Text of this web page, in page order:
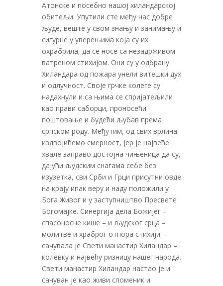
Атонске и посебно нашој хиландарској
обитељи. Упутили сте међу нас добре
људе, веште у свом знању и занимању и
сигурне у уверењима која су их
охрабрила, да се носе са незадрживом
ватреном стихијом. Они су у одбрану
Хиландара од пожара унели витешки дух
и одлучност. Своје грчке колеге су
надахнули и са њима се спријатељили
као прави саборци, проносећи
поштовање и будећи љубав према
српском роду. Међутим, од свих врлина
издвојићемо смерност, јер је највеће
хвале заправо достојна чињеница да су,
дајући људским снагама себе без
изузетка, сви Срби и Грци присутни овде
на крају ипак веру и наду положили у
Бога Живог и у заступништво Пресвете
Богомајке. Синергија дела Божијег –
спасоносне кише – и људског срца –
молитве и храброг отпора стихији –
сачувала је Свети манастир Хиландар –
колевку и највећу ризницу нашег народа.
Свети манастир Хиландар настао је и
сачуван је као живи споменик и